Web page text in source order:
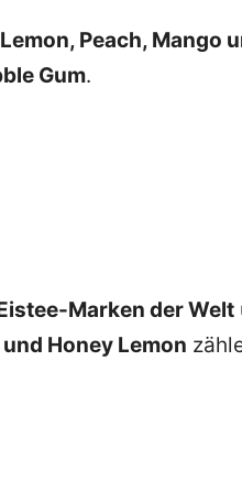
Lemon, Peach, Mango
Gum.
Marken der Welt
Honey Lemon